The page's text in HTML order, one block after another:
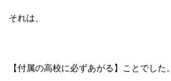
それは、
【付属の高校に必ずあがる】ことでした。